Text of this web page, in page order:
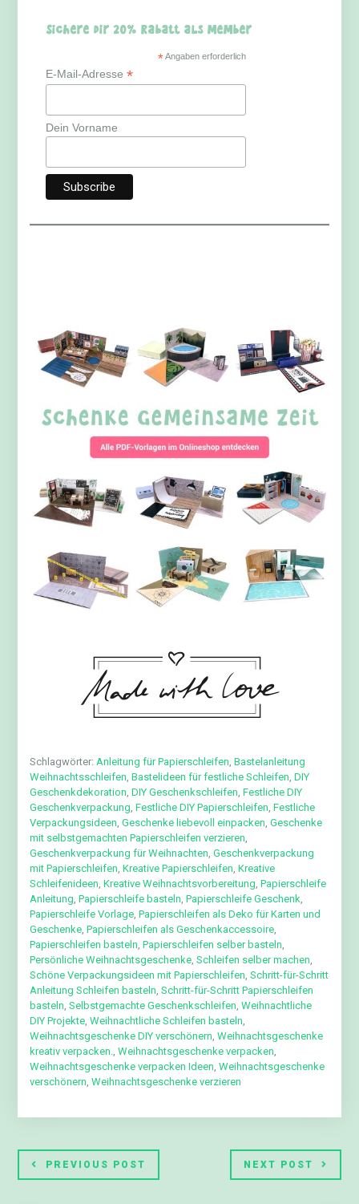
Sichere dir 20% Rabatt als Member
*Angaben erforderlich
E-Mail-Adresse*
Dein Vorname
Schlagwörter:Anleitung für Papierschleifen,Bastelanleitung
Weihnachtsschleifen,Bastelideen für festliche Schleifen,DIY
Geschenkdekoration,DIY Geschenkschleifen,Festliche DIY
Geschenkverpackung,Festliche DIY Papierschleifen,Festliche
Verpackungsideen,Geschenke liebevoll einpacken,Geschenke
mit selbstgemachten Papierschleifen verzieren,
Geschenkverpackung für Weihnachten,Geschenkverpackung
mit Papierschleifen,Kreative Papierschleifen,Kreative
Schleifenideen,Kreative Weihnachtsvorbereitung,Papierschleife
Anleitung,Papierschleife basteln,Papierschleife Geschenk,
Papierschleife Vorlage,Papierschleifen als Deko für Karten und
Geschenke,Papierschleifen als Geschenkaccessoire,
Papierschleifen basteln,Papierschleifen selber basteln,
Persönliche Weihnachtsgeschenke,Schleifen selber machen,
Schöne Verpackungsideen mit Papierschleifen,Schritt-für-Schritt
Anleitung Schleifen basteln,Schritt-für-Schritt Papierschleifen
basteln,Selbstgemachte Geschenkschleifen,Weihnachtliche
DIY Projekte,Weihnachtliche Schleifen basteln,
Weihnachtsgeschenke DIY verschönern,Weihnachtsgeschenke
kreativ verpacken.,Weihnachtsgeschenke verpacken,
Weihnachtsgeschenke verpacken Ideen,Weihnachtsgeschenke
verschönern,Weihnachtsgeschenke verzieren
PREVIOUS POST NEXT POST